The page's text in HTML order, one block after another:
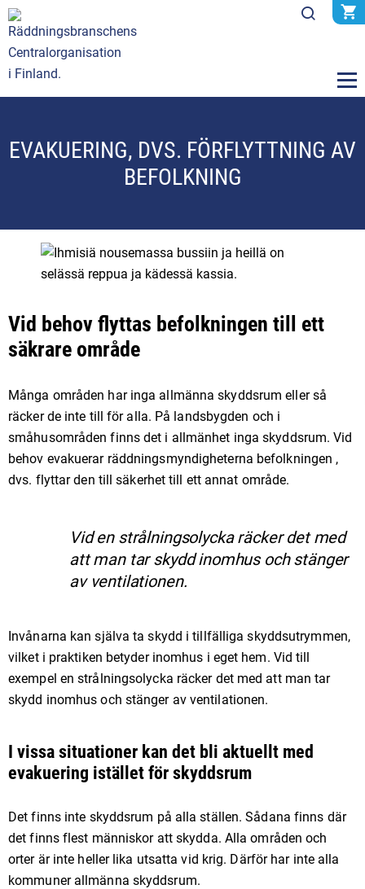
EVAKUERING, DVS. FÖRFLYTTNING AV
BEFOLKNING
Vid behov flyttas befolkningen till ett
säkrare område
Många områden har inga allmänna skyddsrum eller så
räcker de inte till för alla. På landsbygden och i
småhusområden finns det i allmänhet inga skyddsrum. Vid
behov evakuerar räddningsmyndigheterna befolkningen ,
dvs. flyttar den till säkerhet till ett annat område.
Vid en strålningsolycka räcker det med
att man tar skydd inomhus och stänger
av ventilationen.
Invånarna kan själva ta skydd i tillfälliga skyddsutrymmen,
vilket i praktiken betyder inomhus i eget hem. Vid till
exempel en strålningsolycka räcker det med att man tar
skydd inomhus och stänger av ventilationen.
I vissa situationer kan det bli aktuellt med
evakuering istället för skyddsrum
Det finns inte skyddsrum på alla ställen. Sådana finns där
det finns flest människor att skydda. Alla områden och
orter är inte heller lika utsatta vid krig. Därför har inte alla
kommuner allmänna skyddsrum.